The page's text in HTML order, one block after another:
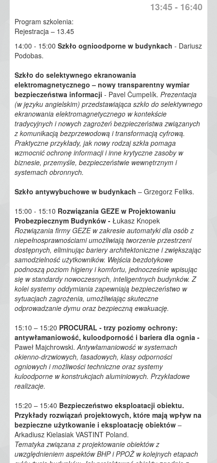
13:45 - 16:40
Program szkolenia:
Rejestracja – 13.45
14:00 - 15:00 Szkło ognioodporne w budynkach - Dariusz
Podobas.
Szkło do selektywnego ekranowania
elektromagnetycznego – nowy transparentny wymiar
bezpieczeństwa informacji - Pavel Čumpelík. Prezentacja
(w języku angielskim) przedstawiająca szkło do selektywnego
ekranowania elektromagnetycznego w kontekście
tradycyjnych i nowych zagrożeń bezpieczeństwa związanych
z komunikacją bezprzewodową i transformacją cyfrową.
Praktyczne przykłady, jak nowy rodzaj szkła pomaga
wzmocnić ochronę informacji i inne krytyczne zasoby w
biznesie, przemyśle, bezpieczeństwie wewnętrznym i
systemach obronnych.
Szkło antywybuchowe w budynkach – Grzegorz Feliks.
15:00 - 15:10 Rozwiązania GEZE w Projektowaniu
Probezpiecznym Budynków - Łukasz Knopek
Rozwiązania firmy GEZE w zakresie automatyki dla osób z
niepełnosprawnościami umożliwiają tworzenie przestrzeni
dostępnych, eliminując bariery architektoniczne i zwiększając
samodzielność użytkowników. Wejścia bezdotykowe
podnoszą poziom higieny i komfortu, jednocześnie wpisując
się w standardy nowoczesnych, inteligentnych budynków. Z
kolei systemy oddymiania zapewniają bezpieczeństwo w
sytuacjach zagrożenia, umożliwiając skuteczne
odprowadzanie dymu oraz bezpieczną ewakuację.
15:10 – 15:20 PROCURAL - trzy poziomy ochrony:
antywłamaniowość, kuloodporność i bariera dla ognia -
Paweł Majchrowski.Antywłamaniowość w systemach
okienno-drzwiowych, fasadowych, klasy odporności
ogniowych i możliwości techniczne oraz systemy
kuloodporne w konstrukcjach aluminiowych. Przykładowe
realizacje.
15:20 – 15:40 Bezpieczeństwo eksploatacji obiektu.
Przykłady rozwiązań projektowych, które mają wpływ na
bezpieczne użytkowanie i eksploatację obiektów –
Arkadiusz Kielasiak VASTINT Poland.
Tematyka związana z projektowanie obiektów z
uwzględnieniem aspektów BHP i PPOŻ w kolejnych etapach